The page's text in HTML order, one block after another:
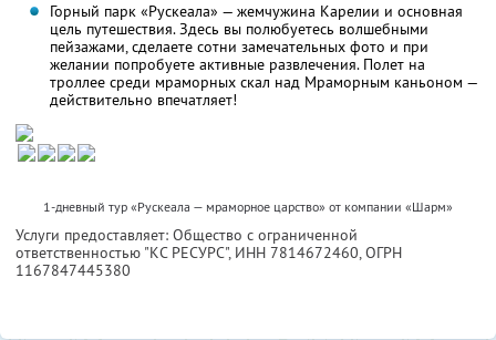
Горный парк «Рускеала» — жемчужина Карелии и основная
цель путешествия. Здесь вы полюбуетесь волшебными
пейзажами, сделаете сотни замечательных фото и при
желании попробуете активные развлечения. Полет на
троллее среди мраморных скал над Мраморным каньоном —
действительно впечатляет!
1-дневный тур «Рускеала — мраморное царство» от компании «Шарм»
Услуги предоставляет: Общество с ограниченной
ответственностью "КС РЕСУРС", ИНН 7814672460, ОГРН
1167847445380